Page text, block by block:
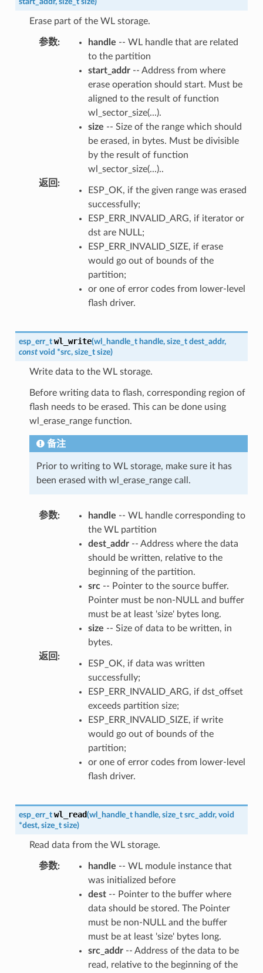
Erase part of the WL storage.
参数: handle -- WL handle that are related
to the partition
start_addr-- Address from where
erase operation should start. Must be
aligned to the result of function
wl_sector_size(...).
size -- Size of the range which should
be erased, in bytes. Must be divisible
by the result of function
wl_sector_size(...)..
返回 :
ESP_OK, if the given range was erased
successfully;
ESP_ERR_INVALID_ARG, if iterator or
dst are NULL;
ESP_ERR_INVALID_SIZE, if erase
would go out of bounds of the
partition;
or one of error codes from lower-level
flash driver.
esp_err_t wl_write(wl_handle_t handle, size_t dest_addr,
const void *src, size_t size)
Write data to the WL storage.
Before writing data to flash, corresponding region of
flash needs to be erased. This can be done using
wl_erase_range function.
备注
Prior to writing to WL storage, make sure it has
been erased with wl_erase_range call.
参数: handle -- WL handle corresponding to
the WL partition
dest_addr-- Address where the data
should be written, relative to the
beginning of the partition.
src-- Pointer to the source buffer.
Pointer must be non-NULL and buffer
must be at least 'size' bytes long.
size -- Size of data to be written, in
bytes.
返回 :
ESP_OK, if data was written
successfully;
ESP_ERR_INVALID_ARG, if dst_offset
exceeds partition size;
ESP_ERR_INVALID_SIZE, if write
would go out of bounds of the
partition;
or one of error codes from lower-level
flash driver.
esp_err_t wl_read(wl_handle_t handle, size_t src_addr, void
*dest, size_t size)
Read data from the WL storage.
参数: handle -- WL module instance that
was initialized before
dest-- Pointer to the buffer where
data should be stored. The Pointer
must be non-NULL and the buffer
must be at least 'size' bytes long.
src_addr-- Address of the data to be
read, relative to the beginning of the